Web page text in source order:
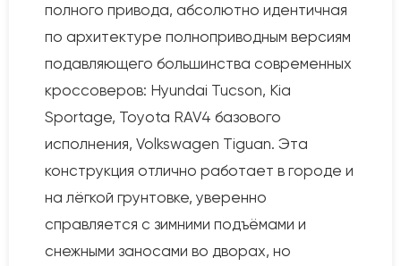
полного привода, абсолютно идентичная
по архитектуре полноприводным версиям
подавляющего большинства современных
кроссоверов: Hyundai Tucson, Kia
Sportage, Toyota RAV4 базового
исполнения, Volkswagen Tiguan. Эта
конструкция отлично работает в городе и
на лёгкой грунтовке, уверенно
справляется с зимними подъёмами и
снежными заносами во дворах, но